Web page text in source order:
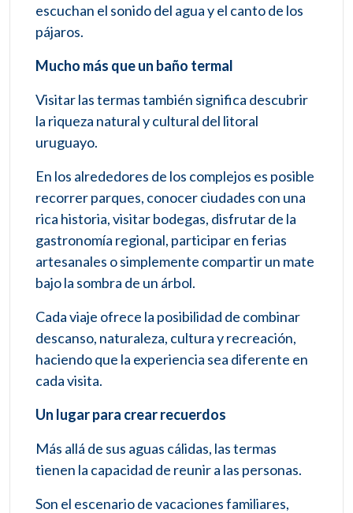
escuchan el sonido del agua y el canto de los
pájaros.
Mucho más que un baño termal
Visitar las termas también significa descubrir
la riqueza natural y cultural del litoral
uruguayo.
En los alrededores de los complejos es posible
recorrer parques, conocer ciudades con una
rica historia, visitar bodegas, disfrutar de la
gastronomía regional, participar en ferias
artesanales o simplemente compartir un mate
bajo la sombra de un árbol.
Cada viaje ofrece la posibilidad de combinar
descanso, naturaleza, cultura y recreación,
haciendo que la experiencia sea diferente en
cada visita.
Un lugar para crear recuerdos
Más allá de sus aguas cálidas, las termas
tienen la capacidad de reunir a las personas.
Son el escenario de vacaciones familiares,